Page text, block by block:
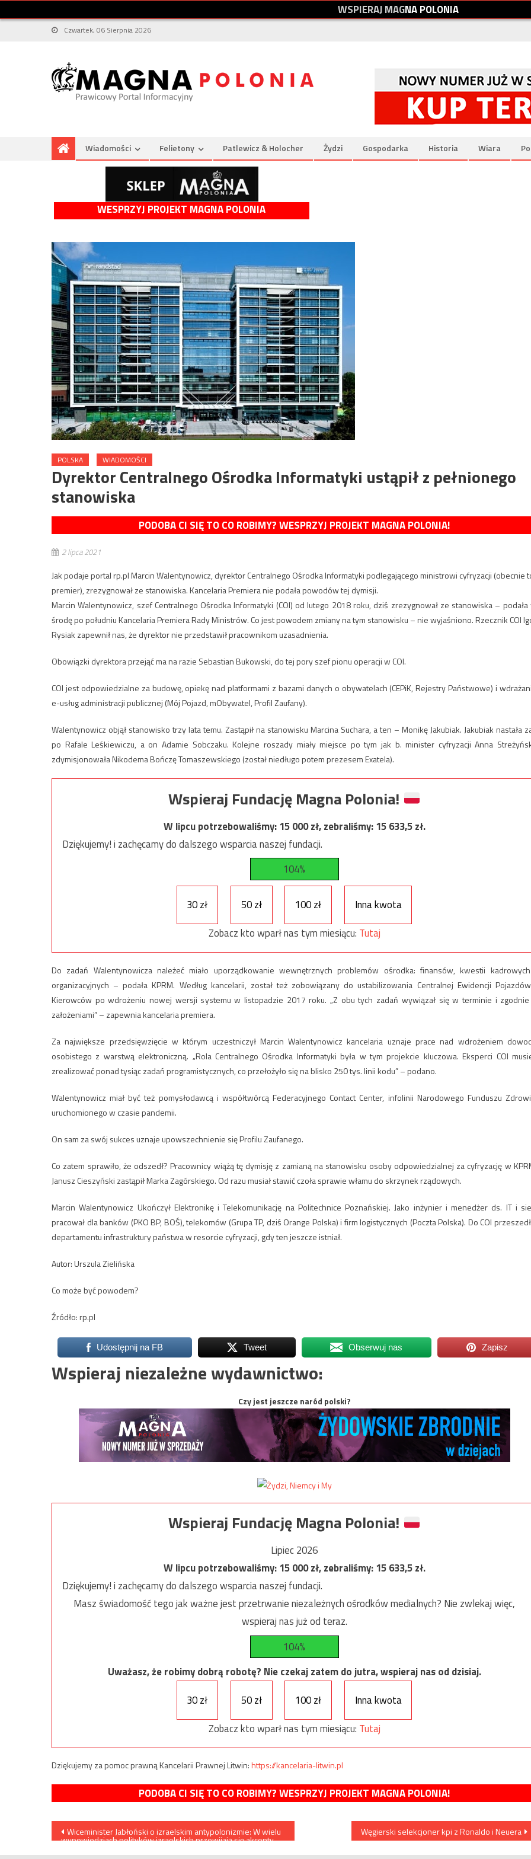
WSPIERAJMAGNAPOLONIA
Czwartek, 06 Sierpnia 2026
Wiadomości Felietony Patlewicz & Holocher Żydzi Gospodarka Historia Wiara
WESPRZYJ PROJEKT MAGNA POLONIA
POLSKA WIADOMOŚCI
Dyrektor Centralnego Ośrodka Informatyki ustąpił z pełnionego
stanowiska
PODOBA CI SIĘ TO CO ROBIMY? WESPRZYJ PROJEKT MAGNA POLONIA!
2 lipca 2021
Jak podaje portal rp.pl Marcin Walentynowicz, dyrektor Centralnego Ośrodka Informatyki podlegającego ministrowi cyfryzacji (obecnie
premier), zrezygnował ze stanowiska. Kancelaria Premiera nie podała powodów tej dymisji.
Marcin Walentynowicz, szef Centralnego Ośrodka Informatyki (COI) od lutego 2018 roku, dziś zrezygnował ze stanowiska – podała
środę po południu Kancelaria Premiera Rady Ministrów. Co jest powodem zmiany na tym stanowisku – nie wyjaśniono. Rzecznik COI
Rysiak zapewnił nas, że dyrektor nie przedstawił pracownikom uzasadnienia.
Obowiązki dyrektora przejąć ma na razie Sebastian Bukowski, do tej pory szef pionu operacji w COI.
COI jest odpowiedzialne za budowę, opiekę nad platformami z bazami danych o obywatelach (CEPiK, Rejestry Państwowe) i
e-usług administracji publicznej (Mój Pojazd, mObywatel, Profil Zaufany).
Walentynowicz objął stanowisko trzy lata temu. Zastąpił na stanowisku Marcina Suchara, a ten – Monikę Jakubiak. Jakubiak nastała
po Rafale Leśkiewiczu, a on Adamie Sobczaku. Kolejne roszady miały miejsce po tym jak b. minister cyfryzacji Anna
zdymisjonowała Nikodema Bończę Tomaszewskiego (został niedługo potem prezesem Exatela).
Wspieraj Fundację Magna Polonia!
W lipcu potrzebowaliśmy:15 000zł, zebraliśmy:15 633,5zł.
Dziękujemy! i zachęcamy do dalszego wsparcia naszej fundacji.
104%
30 zł 50 zł 100 zł
Inna kwota
Zobacz kto wparł nas tym miesiącu: Tutaj
Do zadań Walentynowicza należeć miało uporządkowanie wewnętrznych problemów ośrodka: finansów, kwestii
organizacyjnych – podała KPRM. Według kancelarii, został też zobowiązany do ustabilizowania Centralnej Ewidencji
Kierowców po wdrożeniu nowej wersji systemu w listopadzie 2017 roku. „Z obu tych zadań wywiązał się w terminie i
założeniami” – zapewnia kancelaria premiera.
Za największe przedsięwzięcie w którym uczestniczył Marcin Walentynowicz kancelaria uznaje prace nad wdrożeniem
osobistego z warstwą elektroniczną. „Rola Centralnego Ośrodka Informatyki była w tym projekcie kluczowa. Eksperci COI
zrealizować ponad tysiąc zadań programistycznych, co przełożyło się na blisko 250 tys. linii kodu” – podano.
Walentynowicz miał być też pomysłodawcą i współtwórcą Federacyjnego Contact Center, infolinii Narodowego Funduszu
uruchomionego w czasie pandemii.
On sam za swój sukces uznaje upowszechnienie się Profilu Zaufanego.
Co zatem sprawiło, że odszedł? Pracownicy wiążą tę dymisję z zamianą na stanowisku osoby odpowiedzialnej za cyfryzację w
Janusz Cieszyński zastąpił Marka Zagórskiego. Od razu musiał stawić czoła sprawie włamu do skrzynek rządowych.
Marcin Walentynowicz Ukończył Elektronikę i Telekomunikację na Politechnice Poznańskiej. Jako inżynier i menedżer ds. IT i
pracował dla banków (PKO BP, BOŚ), telekomów (Grupa TP, dziś Orange Polska) i firm logistycznych (Poczta Polska). Do COI
departamentu infrastruktury państwa w resorcie cyfryzacji, gdy ten jeszcze istniał.
Autor: Urszula Zielińska
Co może być powodem?
Źródło: rp.pl
Udostępnij na FB Tweet Obserwuj nas Zapisz
Wspieraj niezależne wydawnictwo:
Czy jest jeszcze naród polski?
Wspieraj Fundację Magna Polonia!
Lipiec 2026
W lipcu potrzebowaliśmy:15 000zł, zebraliśmy:15 633,5zł.
Dziękujemy! i zachęcamy do dalszego wsparcia naszej fundacji.
Masz świadomość tego jak ważne jest przetrwanie niezależnych ośrodków medialnych? Nie zwlekaj więc,
wspieraj nas już od teraz.
104%
Uważasz, że robimy dobrą robotę? Nie czekaj zatem do jutra, wspieraj nas od dzisiaj.
30 zł
50 zł 100 zł
Inna kwota
Zobacz kto wparł nas tym miesiącu: Tutaj
Dziękujemy za pomoc prawną Kancelarii Prawnej Litwin:https://kancelaria-litwin.pl
PODOBA CI SIĘ TO CO ROBIMY? WESPRZYJ PROJEKT MAGNA POLONIA!
Nawigacja
Wiceminister Jabłoński o izraelskim antypolonizmie: W wielu
wypowiedziach polityków izraelskich przewijają się akcenty
Węgierski selekcjoner kpi z Ronaldo i Neuera